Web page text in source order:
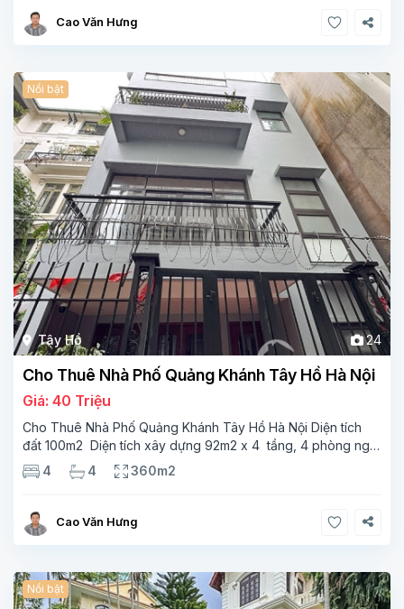
Cao Văn Hưng
Tây Hồ 24
Nổi bật
Cho Thuê Nhà Phố Quảng Khánh Tây Hồ Hà Nội
Giá: 40 Triệu
Cho Thuê Nhà Phố Quảng Khánh Tây Hồ Hà Nội Diện tích
đất 100m2 Diện tích xây dựng 92m2 x 4 tầng, 4 phòng ngủ
3 phòng tắm Tầng 1 – phòng bếp-1wc Tầng 2– phòng khách
, 1 phòng ngủ,1 phòng tắm Tầng 3- 2
4 4 360m2
Cao Văn Hưng
Nổi bật